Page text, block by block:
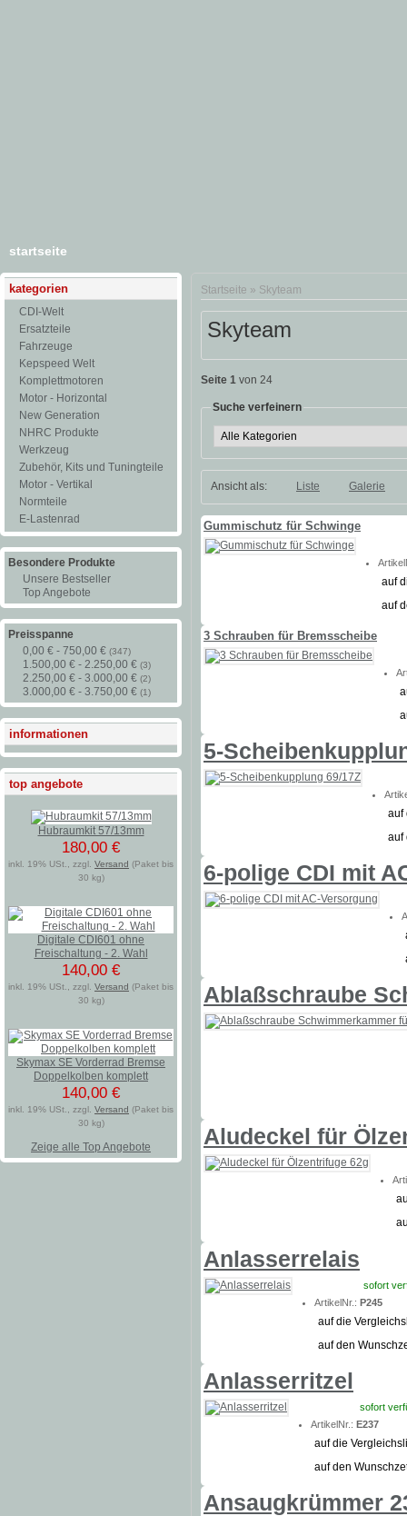
startseite
Startseite » Skyteam
Skyteam
Seite 1 von 24
Suche verfeinern
Ansicht als: Liste Galerie
Gummischutz für Schwinge
auf
auf
3 Schrauben für Bremsscheibe
5-
auf
auf
6-polige CDI mit
Ablaßschraube
Aludeckel für
Anlasserrelais
sofort
ArtikelNr.:P245
auf die
auf den
Anlasserritzel
sofort
ArtikelNr.:E237
auf die
auf den
Ansaugkrümmer
kategorien
CDI-Welt
Ersatzteile
Fahrzeuge
Kepspeed Welt
Komplettmotoren
Motor - Horizontal
New Generation
NHRC Produkte
Werkzeug
Zubehör, Kits und Tuningteile
Motor - Vertikal
Normteile
E-Lastenrad
Besondere Produkte
Unsere Bestseller
Top Angebote
Preisspanne
0,00 € - 750,00 € (347)
1.500,00 € - 2.250,00 € (3)
2.250,00 € - 3.000,00 € (2)
3.000,00 € - 3.750,00 € (1)
informationen
top angebote
Hubraumkit 57/13mm
180,00 €
inkl. 19% USt., zzgl. Versand (Paket bis
30 kg)
Digitale CDI601 ohne
Freischaltung - 2. Wahl
140,00 €
inkl. 19% USt., zzgl. Versand (Paket bis
30 kg)
Skymax SE Vorderrad Bremse
Doppelkolben komplett
140,00 €
inkl. 19% USt., zzgl. Versand (Paket bis
30 kg)
Zeige alle Top Angebote